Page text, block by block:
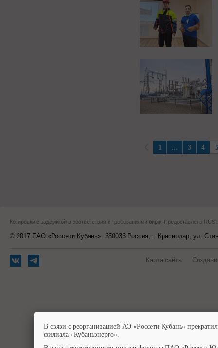
1 ... 3 4
Котировки с задержкой в соответствии с требованиями бирж. Предоставлено
© 2017 ПАО «Россети Кубань». 350033 Россия, г. Краснодар, ул.
Карта сайта
В связи с реорганизацией АО «Россети Кубань»
филиала «Кубаньэнерго».